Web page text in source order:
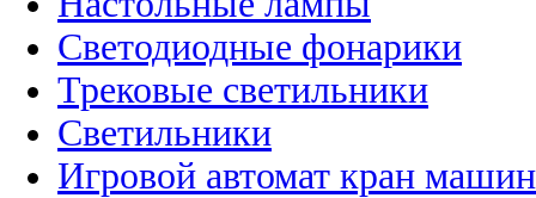
Светодиодные фонарики
Трековые светильники
Светильники
Игровой автомат кран